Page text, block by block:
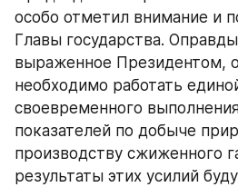
особо отметил внимание и
Главы государства.
выраженное Президентом,
необходимо работать
своевременного
показателей по добыче
производству сжиженного
результаты этих усилий